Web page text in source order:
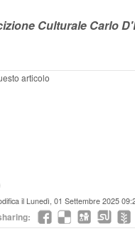
Culturale Carlo
articolo
il Lunedì, 01 Settembre 2025